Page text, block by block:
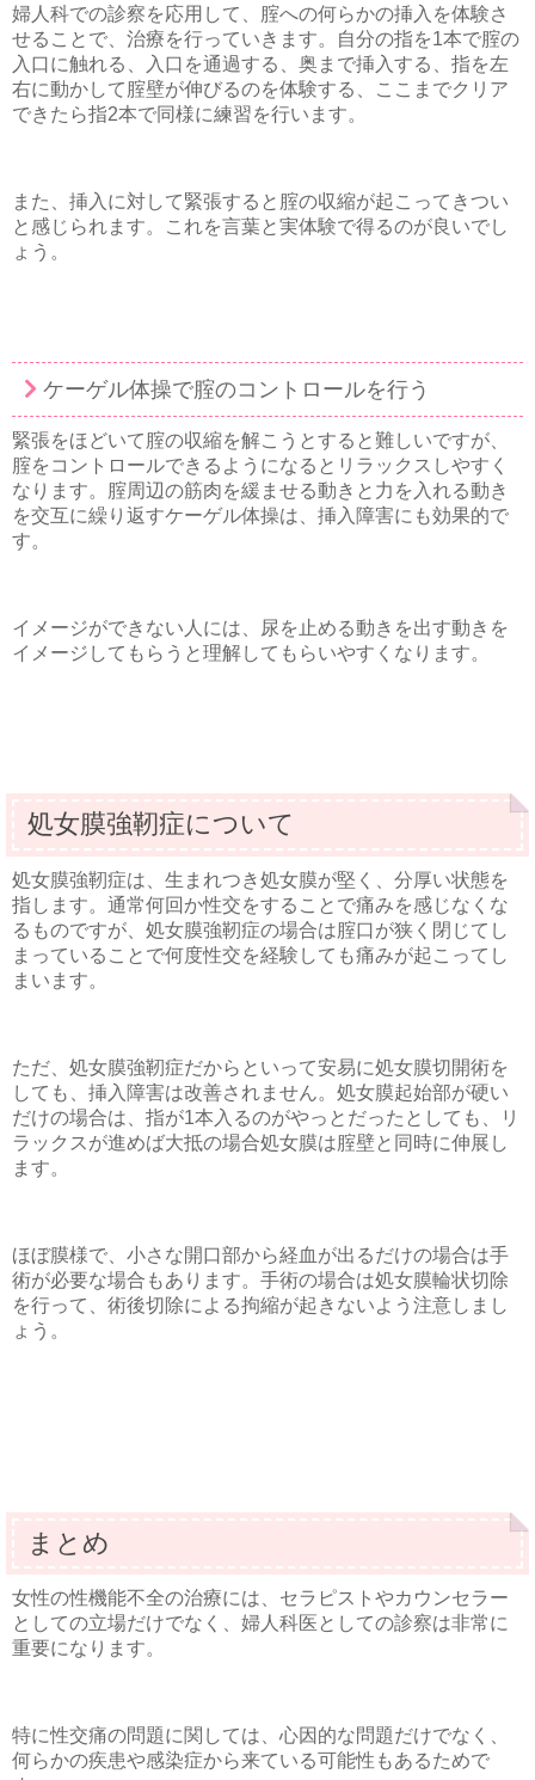
婦人科での診察を応用して、腟への何らかの挿入を体験さ
せることで、治療を行っていきます。自分の指を1本で腟の
入口に触れる、入口を通過する、奥まで挿入する、指を左
右に動かして腟壁が伸びるのを体験する、ここまでクリア
できたら指2本で同様に練習を行います。
また、挿入に対して緊張すると腟の収縮が起こってきつい
と感じられます。これを言葉と実体験で得るのが良いでし
ょう。
ケーゲル体操で腟のコントロールを行う
緊張をほどいて腟の収縮を解こうとすると難しいですが、
腟をコントロールできるようになるとリラックスしやすく
なります。腟周辺の筋肉を緩ませる動きと力を入れる動き
を交互に繰り返すケーゲル体操は、挿入障害にも効果的で
す。
イメージができない人には、尿を止める動きを出す動きを
イメージしてもらうと理解してもらいやすくなります。
処女膜強靭症について
処女膜強靭症は、生まれつき処女膜が堅く、分厚い状態を
指します。通常何回か性交をすることで痛みを感じなくな
るものですが、処女膜強靭症の場合は腟口が狭く閉じてし
まっていることで何度性交を経験しても痛みが起こってし
まいます。
ただ、処女膜強靭症だからといって安易に処女膜切開術を
しても、挿入障害は改善されません。処女膜起始部が硬い
だけの場合は、指が1本入るのがやっとだったとしても、リ
ラックスが進めば大抵の場合処女膜は腟壁と同時に伸展し
ます。
ほぼ膜様で、小さな開口部から経血が出るだけの場合は手
術が必要な場合もあります。手術の場合は処女膜輪状切除
を行って、術後切除による拘縮が起きないよう注意しまし
ょう。
まとめ
女性の性機能不全の治療には、セラピストやカウンセラー
としての立場だけでなく、婦人科医としての診察は非常に
重要になります。
特に性交痛の問題に関しては、心因的な問題だけでなく、
何らかの疾患や感染症から来ている可能性もあるためで